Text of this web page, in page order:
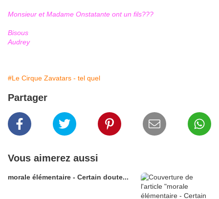
Monsieur et Madame Onstatante ont un fils???
Bisous
Audrey
#Le Cirque Zavatars - tel quel
Partager
Vous aimerez aussi
morale élémentaire - Certain doute...